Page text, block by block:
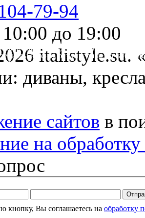
79-94
до 19:00
на то, что данный интернет-сайт
и цены, размещенные на сайте,
РФ.
italistyle.su.
диваны,
сайтов в
на
кнопку, Вы соглашаетесь на обработку